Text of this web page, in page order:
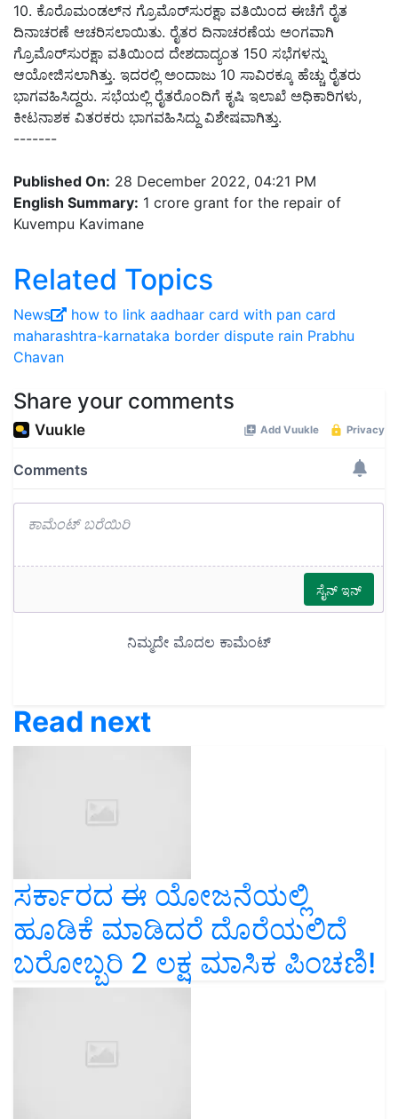
10. ಕೊರೊಮಂಡಲ್‌ನ ಗ್ರೊಮೊರ್‌ಸುರಕ್ಷಾ ವತಿಯಿಂದ ಈಚೆಗೆ ರೈತ
ದಿನಾಚರಣೆ ಆಚರಿಸಲಾಯಿತು. ರೈತರ ದಿನಾಚರಣೆಯ ಅಂಗವಾಗಿ
ಗ್ರೊಮೊರ್‌ಸುರಕ್ಷಾ ವತಿಯಿಂದ ದೇಶದಾದ್ಯಂತ 150 ಸಭೆಗಳನ್ನು
ಆಯೋಜಿಸಲಾಗಿತ್ತು. ಇದರಲ್ಲಿ ಅಂದಾಜು 10 ಸಾವಿರಕ್ಕೂ ಹೆಚ್ಚು ರೈತರು
ಭಾಗವಹಿಸಿದ್ದರು. ಸಭೆಯಲ್ಲಿ ರೈತರೊಂದಿಗೆ ಕೃಷಿ ಇಲಾಖೆ ಅಧಿಕಾರಿಗಳು,
ಕೀಟನಾಶಕ ವಿತರಕರು ಭಾಗವಹಿಸಿದ್ದು ವಿಶೇಷವಾಗಿತ್ತು.
-------
Published On: 28 December 2022, 04:21 PM
English Summary: 1 crore grant for the repair of
Kuvempu Kavimane
Related Topics
News
how to link aadhaar card with pan card
maharashtra-karnataka border dispute rain Prabhu
Chavan
Share your comments
Read next
ಸರ್ಕಾರದ ಈ ಯೋಜನೆಯಲ್ಲಿ
ಹೂಡಿಕೆ ಮಾಡಿದರೆ ದೊರೆಯಲಿದೆ
ಬರೋಬ್ಬರಿ 2 ಲಕ್ಷ ಮಾಸಿಕ ಪಿಂಚಣಿ!